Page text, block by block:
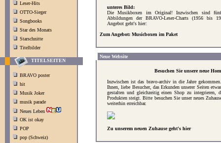
Leser-Hits
OTTO-Sieger
Songbooks
Star des Monats
Starschnitte
Titelbilder
TITELSEITEN
BRAVO poster
hit
Musik Joker
musik parade
Neues Leben
OK ist okay
POP
pop (Schweiz)
unteres Bild:
Die Musikboxen im Original! Inzwischen sind
Abbildungen der BRAVO-Leser-Charts (1956 bis
Angebot geht's hier:
Zum Angebot: Musicboxen im Paket
Neue Website
Besuchen Sie unsere neue
Inzwischen ist das bravo-archiv in die Jahre
Ihnen, liebe Besucher, das Erkunden unserer Seiten
gestalten und gleichzeitig einen Shop zu integrieren,
Produkten steigt. Bitte besuchen Sie unser neues
weiterhin erreichbar.
Zu unserem neuen Zuhause geht's hier